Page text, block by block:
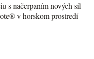
s načerpaním nových síl
v horskom prostredí